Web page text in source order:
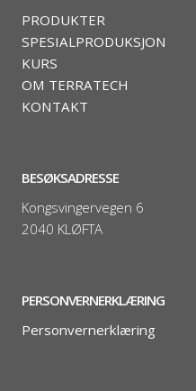
PRODUKTER
SPESIALPRODUKSJON
KURS
OM TERRATECH
KONTAKT
BESØKSADRESSE
Kongsvingervegen 6
2040 KLØFTA
PERSONVERNERKLÆRING
Personvernerklæring